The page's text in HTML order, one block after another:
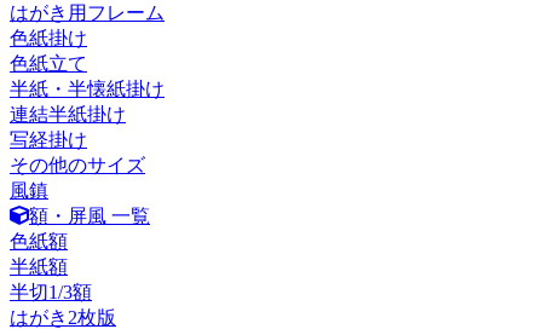
はがき用フレーム
色紙掛け
色紙立て
半紙・半懐紙掛け
連結半紙掛け
写経掛け
その他のサイズ
風鎮
額・屏風 一覧
色紙額
半紙額
半切1/3額
はがき2枚版